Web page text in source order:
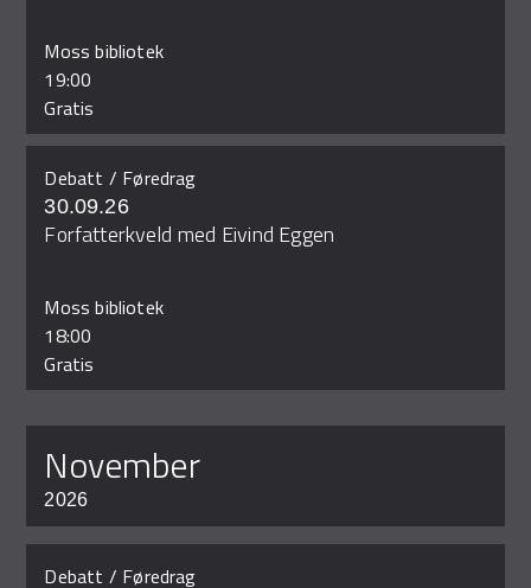
Moss bibliotek
19:00
Gratis
Debatt / Føredrag
30.09.26
Forfatterkveld med Eivind Eggen
Moss bibliotek
18:00
Gratis
november
2026
Debatt / Føredrag